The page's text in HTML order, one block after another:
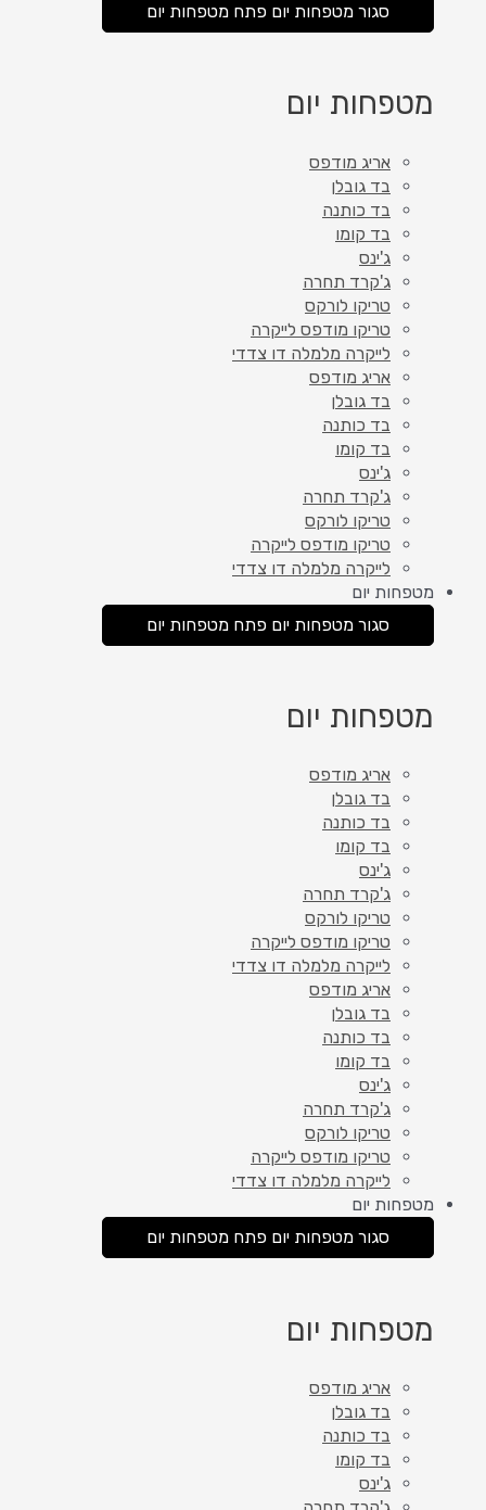
סגור מטפחות יום פתח מטפחות יום
מטפחות יום
אריג מודפס
בד גובלן
בד כותנה
בד קומו
ג'ינס
ג'קרד תחרה
טריקו לורקס
טריקו מודפס לייקרה
לייקרה מלמלה דו צדדי
אריג מודפס
בד גובלן
בד כותנה
בד קומו
ג'ינס
ג'קרד תחרה
טריקו לורקס
טריקו מודפס לייקרה
לייקרה מלמלה דו צדדי
מטפחות יום
סגור מטפחות יום פתח מטפחות יום
מטפחות יום
אריג מודפס
בד גובלן
בד כותנה
בד קומו
ג'ינס
ג'קרד תחרה
טריקו לורקס
טריקו מודפס לייקרה
לייקרה מלמלה דו צדדי
אריג מודפס
בד גובלן
בד כותנה
בד קומו
ג'ינס
ג'קרד תחרה
טריקו לורקס
טריקו מודפס לייקרה
לייקרה מלמלה דו צדדי
מטפחות יום
סגור מטפחות יום פתח מטפחות יום
מטפחות יום
אריג מודפס
בד גובלן
בד כותנה
בד קומו
ג'ינס